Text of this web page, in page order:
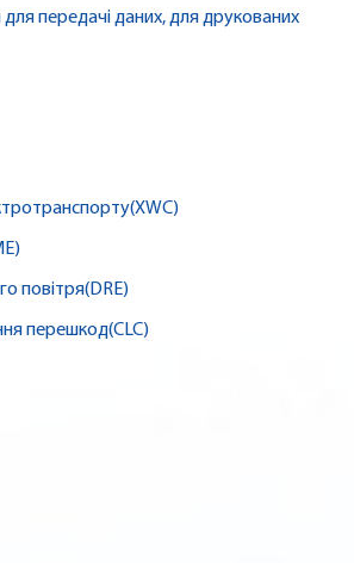
передачі даних, для друкованих
повітря(DRE)
перешкод(CLC)